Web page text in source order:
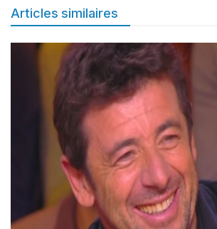
Articles similaires